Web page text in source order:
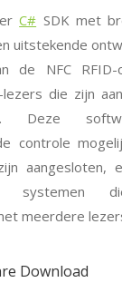
C# SDK met
uitstekende
de NFC RFID-
lezers die zijn
Deze
controle
aangesloten,
systemen
meerdere
Download